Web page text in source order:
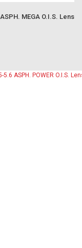
MEGA O.I.S. Lens